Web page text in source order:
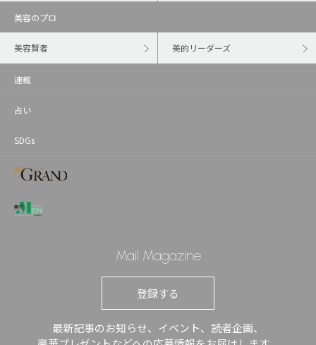
美容のプロ
美容賢者 美的リーダーズ
連載
占い
SDGs
Mail Magazine
登録する
最新記事のお知らせ、イベント、読者企画、